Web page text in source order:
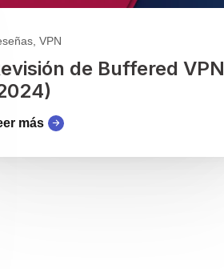
VPN
de Buffered VPN
más